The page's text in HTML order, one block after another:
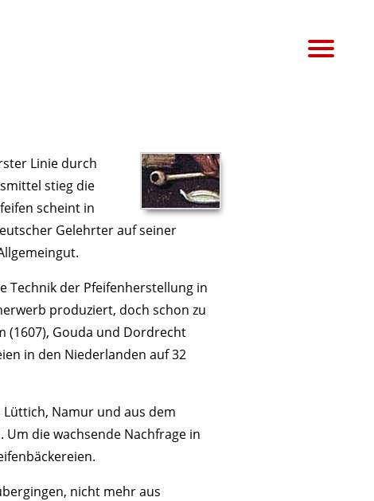
Linie durch
stieg die
scheint in
Gelehrter auf seiner
Technik der Pfeifenherstellung in
produziert, doch schon zu
(1607), Gouda und Dordrecht
in den Niederlanden auf 32
Namur und aus dem
die wachsende Nachfrage in
nicht mehr aus